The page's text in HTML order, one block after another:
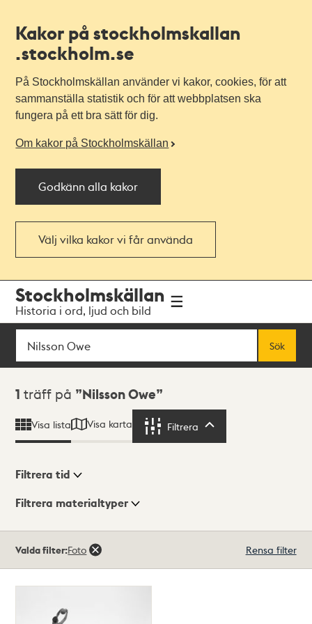
Kakor på stockholmskallan
.stockholm.se
På Stockholmskällan använder vi kakor, cookies, för att
sammanställa statistik och för att webbplatsen ska
fungera på ett bra sätt för dig.
Om kakor på Stockholmskällan
Godkänn alla kakor
Välj vilka kakor vi får använda
navigationen
huvudinnehållet
Stockholmskällan
Historia i ord, ljud och bild
Sök
Sök
Sökresultat
1 träff på Nilsson Owe
Visa lista Visa karta Filtrera
Visningsläge
Filtrera tid
Filtrera materialtyper
träffar
Valda filter:Foto Rensa filter